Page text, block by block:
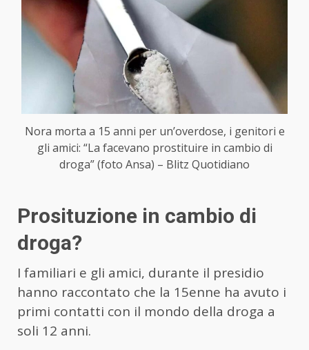
Nora morta a 15 anni per un’overdose, i genitori e
gli amici: “La facevano prostituire in cambio di
droga” (foto Ansa) – Blitz Quotidiano
Prosituzione in cambio di
droga?
I familiari e gli amici, durante il presidio
hanno raccontato che la 15enne ha avuto i
primi contatti con il mondo della droga a
soli 12 anni.